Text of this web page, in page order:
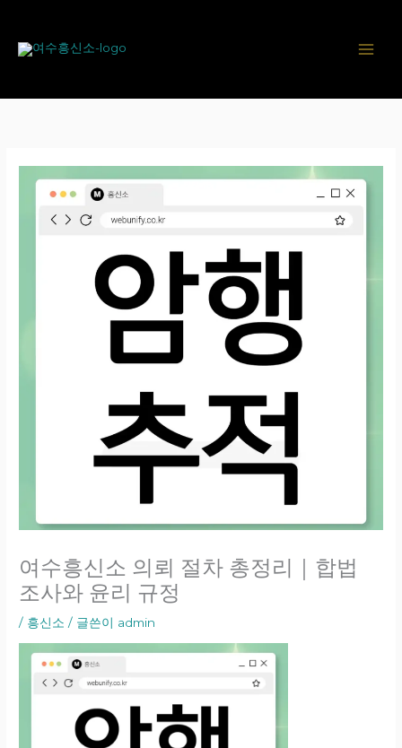
여수흥신소 의뢰 절차 총정리｜합법
조사와 윤리 규정
/ 흥신소 / 글쓴이 admin